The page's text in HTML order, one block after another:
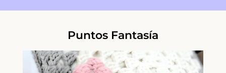
Puntos Fantasía